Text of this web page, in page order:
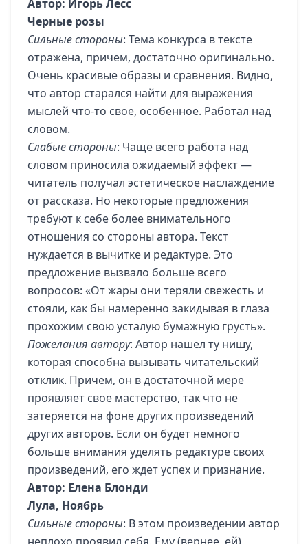
Автор: Игорь Лесс
Черные розы
Сильные стороны: Тема конкурса в тексте
отражена, причем, достаточно оригинально.
Очень красивые образы и сравнения. Видно,
что автор старался найти для выражения
мыслей что-то свое, особенное. Работал над
словом.
Слабые стороны: Чаще всего работа над
словом приносила ожидаемый эффект —
читатель получал эстетическое наслаждение
от рассказа. Но некоторые предложения
требуют к себе более внимательного
отношения со стороны автора. Текст
нуждается в вычитке и редактуре. Это
предложение вызвало больше всего
вопросов: «От жары они теряли свежесть и
стояли, как бы намеренно закидывая в глаза
прохожим свою усталую бумажную грусть».
Пожелания автору: Автор нашел ту нишу,
которая способна вызывать читательский
отклик. Причем, он в достаточной мере
проявляет свое мастерство, так что не
затеряется на фоне других произведений
других авторов. Если он будет немного
больше внимания уделять редактуре своих
произведений, его ждет успех и признание.
Автор: Елена Блонди
Лула, Ноябрь
Сильные стороны: В этом произведении автор